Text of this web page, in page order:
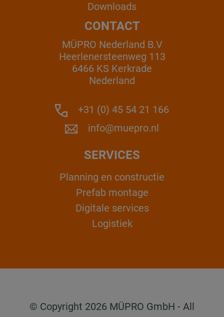
Downloads
CONTACT
MÜPRO Nederland B.V
Heerlenersteenweg 113
6466 KS Kerkrade
Nederland
+31 (0) 45 54 21 166
info@muepro.nl
SERVICES
Planning en constructie
Prefab montage
Digitale services
Logistiek
© Copyright 2026 MÜPRO GmbH - All